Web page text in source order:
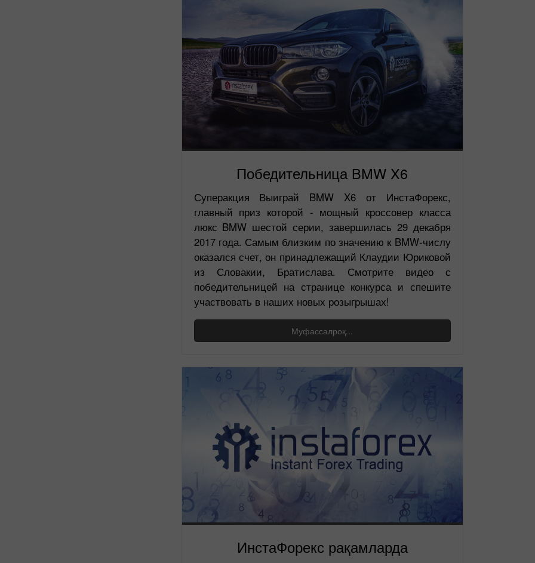
Победительница BMW X6
Суперакция Выиграй BMW X6 от ИнстаФорекс,
главный приз которой - мощный кроссовер класса
люкс BMW шестой серии, завершилась 29 декабря
2017 года. Самым близким по значению к BMW-числу
оказался счет, он принадлежащий Клаудии Юриковой
из Словакии, Братислава. Смотрите видео с
победительницей на странице конкурса и спешите
участвовать в наших новых розыгрышах!
Муфассалроқ...
ИнстаФорекс рақамларда